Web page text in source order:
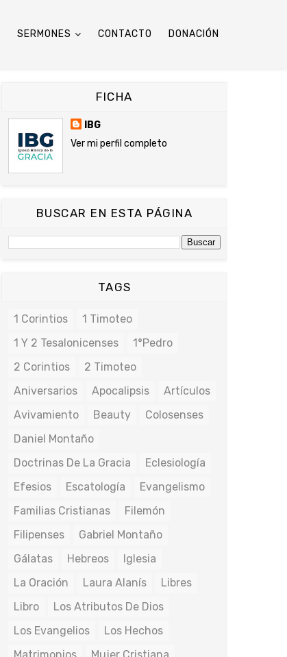
SERMONES CONTACTO DONACIÓN
FICHA
IBG
Ver mi perfil completo
BUSCAR EN ESTA PÁGINA
TAGS
1 Corintios
1 Timoteo
1 Y 2 Tesalonicenses
1°Pedro
2 Corintios
2 Timoteo
Aniversarios
Apocalipsis
Artículos
Avivamiento
Beauty
Colosenses
Daniel Montaño
Doctrinas De La Gracia
Eclesiología
Efesios
Escatología
Evangelismo
Familias Cristianas
Filemón
Filipenses
Gabriel Montaño
Gálatas
Hebreos
Iglesia
La Oración
Laura Alanís
Libres
Libro
Los Atributos De Dios
Los Evangelios
Los Hechos